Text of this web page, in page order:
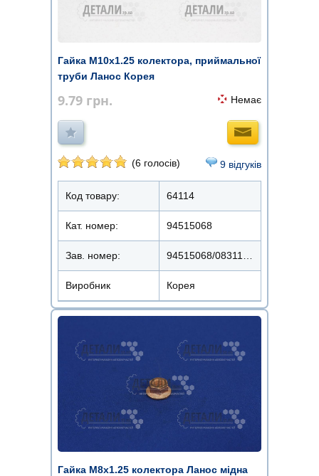
Гайка М10х1.25 колектора, приймальної
труби Ланос Корея
9.79 грн. Немає
(6 голосів) 9 відгуків
Код товару: 64114
Кат. номер: 94515068
Зав. номер:
Виробник Корея
Гайка М8х1.25 колектора Ланос мідна